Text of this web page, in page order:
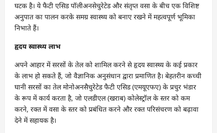
घटक है। ये फैटी एसिड पॉलीअनसेचुरेटेड और संतृप्त वसा के बीच एक विशिष्ट
अनुपात का पालन करके समग्र स्वास्थ्य को बनाए रखने में महत्वपूर्ण भूमिका
निभाते हैं।
हृदय स्वास्थ्य लाभ
अपने आहार में सरसों के तेल को शामिल करने से हृदय स्वास्थ्य के कई प्रकार
के लाभ हो सकते हैं, जो वैज्ञानिक अनुसंधान द्वारा प्रमाणित है। बेहतरीन कच्ची
घानी सरसों का तेल मोनोअनसैचुरेटेड फैटी एसिड (एमयूएफए) के प्रचुर भंडार
के रूप में कार्य करता है, जो एलडीएल (खराब) कोलेस्ट्रॉल के स्तर को कम
करने, रक्त में वसा के स्तर को प्रबंधित करने और रक्त परिसंचरण को बढ़ावा
देने में सहायक है।